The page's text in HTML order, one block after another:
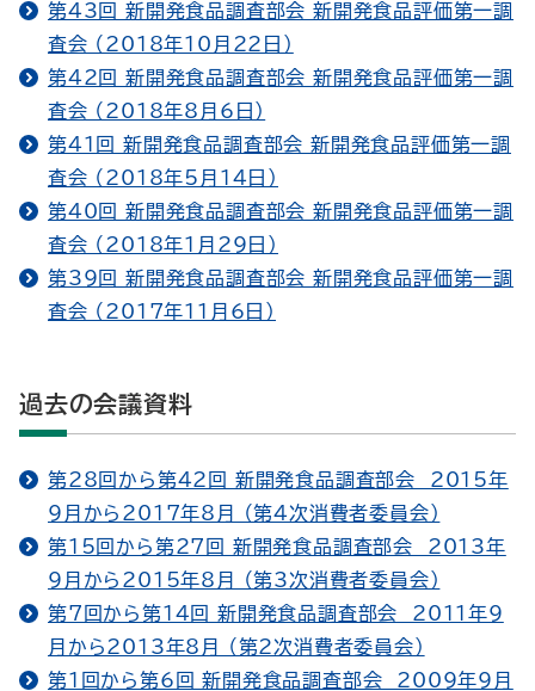
第43回 新開発食品調査部会 新開発食品評価第一調
査会 （2018年10月22日）
第42回 新開発食品調査部会 新開発食品評価第一調
査会 （2018年8月6日）
第41回 新開発食品調査部会 新開発食品評価第一調
査会 （2018年5月14日）
第40回 新開発食品調査部会 新開発食品評価第一調
査会 （2018年1月29日）
第39回 新開発食品調査部会 新開発食品評価第一調
査会 （2017年11月6日）
過去の会議資料
第28回から第42回 新開発食品調査部会 2015年
9月から2017年8月 （第4次消費者委員会）
第15回から第27回 新開発食品調査部会 2013年
9月から2015年8月 （第3次消費者委員会）
第7回から第14回 新開発食品調査部会 2011年9
月から2013年8月 （第2次消費者委員会）
第1回から第6回 新開発食品調査部会 2009年9月